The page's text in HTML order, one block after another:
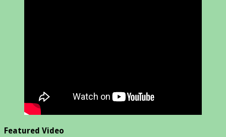
Featured Video